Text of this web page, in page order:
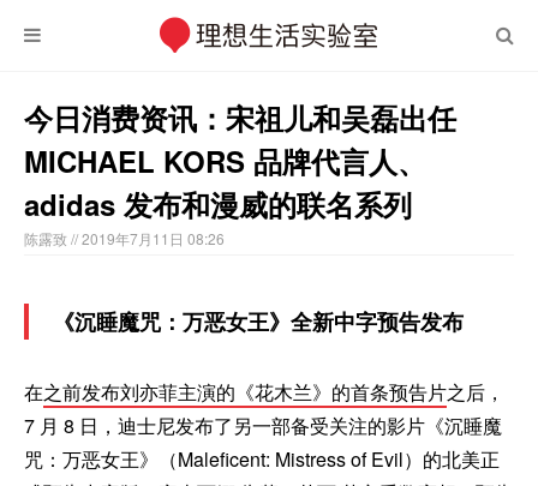
今日消费资讯：宋祖儿和吴磊出任
MICHAEL KORS 品牌代言人、
adidas 发布和漫威的联名系列
陈露致// 2019年7月11日 08:26
《沉睡魔咒：万恶女王》全新中字预告发布
在之前发布刘亦菲主演的《花木兰》的首条预告片之后，
7 月 8 日，迪士尼发布了另一部备受关注的影片《沉睡魔
咒：万恶女王》（Maleficent: Mistress of Evil）的北美正